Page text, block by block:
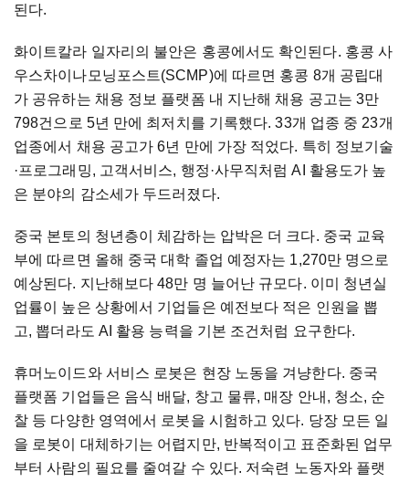
된다.
화이트칼라 일자리의 불안은 홍콩에서도 확인된다. 홍콩 사
우스차이나모닝포스트(SCMP)에 따르면 홍콩 8개 공립대
가 공유하는 채용 정보 플랫폼 내 지난해 채용 공고는 3만
798건으로 5년 만에 최저치를 기록했다. 33개 업종 중 23개
업종에서 채용 공고가 6년 만에 가장 적었다. 특히 정보기술
·프로그래밍, 고객서비스, 행정·사무직처럼 AI 활용도가 높
은 분야의 감소세가 두드러졌다.
중국 본토의 청년층이 체감하는 압박은 더 크다. 중국 교육
부에 따르면 올해 중국 대학 졸업 예정자는 1,270만 명으로
예상된다. 지난해보다 48만 명 늘어난 규모다. 이미 청년실
업률이 높은 상황에서 기업들은 예전보다 적은 인원을 뽑
고, 뽑더라도 AI 활용 능력을 기본 조건처럼 요구한다.
휴머노이드와 서비스 로봇은 현장 노동을 겨냥한다. 중국
플랫폼 기업들은 음식 배달, 창고 물류, 매장 안내, 청소, 순
찰 등 다양한 영역에서 로봇을 시험하고 있다. 당장 모든 일
을 로봇이 대체하기는 어렵지만, 반복적이고 표준화된 업무
부터 사람의 필요를 줄여갈 수 있다. 저숙련 노동자와 플랫